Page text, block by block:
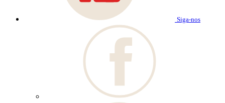
Siga-nos